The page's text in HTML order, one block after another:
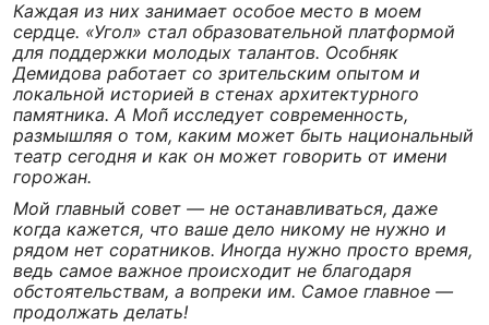
Каждая из них занимает особое место в моем
сердце. «Угол» стал образовательной платформой
для поддержки молодых талантов. Особняк
Демидова работает со зрительским опытом и
локальной историей в стенах архитектурного
памятника. А Moñ исследует современность,
размышляя о том, каким может быть национальный
театр сегодня и как он может говорить от имени
горожан.
Мой главный совет — не останавливаться, даже
когда кажется, что ваше дело никому не нужно и
рядом нет соратников. Иногда нужно просто время,
ведь самое важное происходит не благодаря
обстоятельствам, а вопреки им. Самое главное —
продолжать делать!